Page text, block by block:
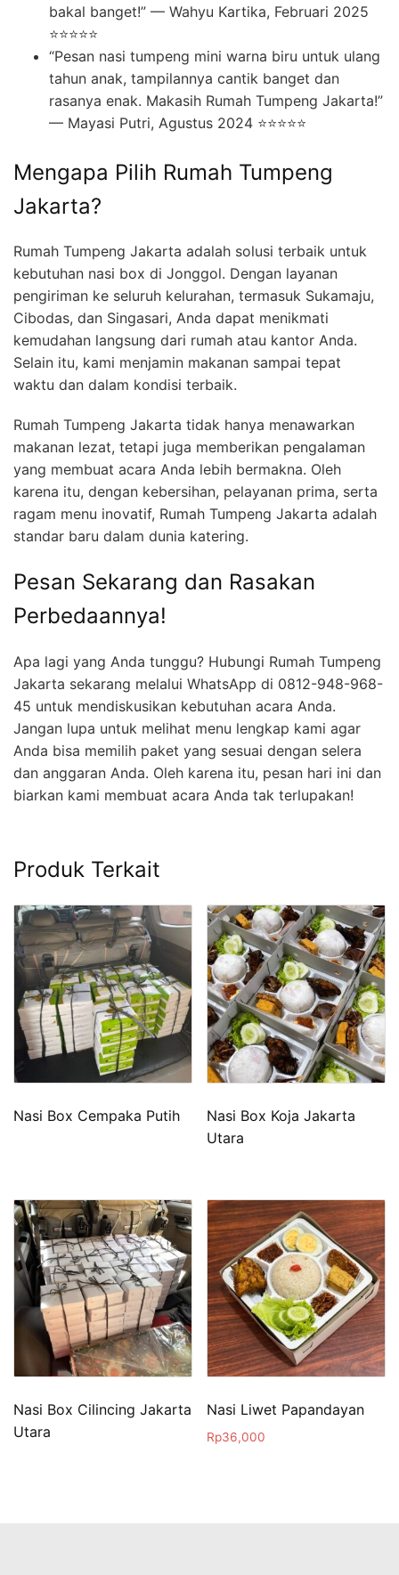
bakal banget!” — Wahyu Kartika, Februari 2025
⭐⭐⭐⭐⭐
“Pesan nasi tumpeng mini warna biru untuk ulang
tahun anak, tampilannya cantik banget dan
rasanya enak. Makasih Rumah Tumpeng Jakarta!”
— Mayasi Putri, Agustus 2024 ⭐⭐⭐⭐⭐
Mengapa Pilih Rumah Tumpeng
Jakarta?
Rumah Tumpeng Jakarta adalah solusi terbaik untuk
kebutuhan nasi box di Jonggol. Dengan layanan
pengiriman ke seluruh kelurahan, termasuk Sukamaju,
Cibodas, dan Singasari, Anda dapat menikmati
kemudahan langsung dari rumah atau kantor Anda.
Selain itu, kami menjamin makanan sampai tepat
waktu dan dalam kondisi terbaik.
Rumah Tumpeng Jakarta tidak hanya menawarkan
makanan lezat, tetapi juga memberikan pengalaman
yang membuat acara Anda lebih bermakna. Oleh
karena itu, dengan kebersihan, pelayanan prima, serta
ragam menu inovatif, Rumah Tumpeng Jakarta adalah
standar baru dalam dunia katering.
Pesan Sekarang dan Rasakan
Perbedaannya!
Apa lagi yang Anda tunggu? Hubungi Rumah Tumpeng
Jakarta sekarang melalui WhatsApp di 0812-948-968-
45 untuk mendiskusikan kebutuhan acara Anda.
Jangan lupa untuk melihat menu lengkap kami agar
Anda bisa memilih paket yang sesuai dengan selera
dan anggaran Anda. Oleh karena itu, pesan hari ini dan
biarkan kami membuat acara Anda tak terlupakan!
Produk Terkait
Nasi Box Cempaka Putih
Nasi Box Koja Jakarta
Utara
Nasi Box Cilincing Jakarta
Utara
Nasi Liwet Papandayan
Rp36,000